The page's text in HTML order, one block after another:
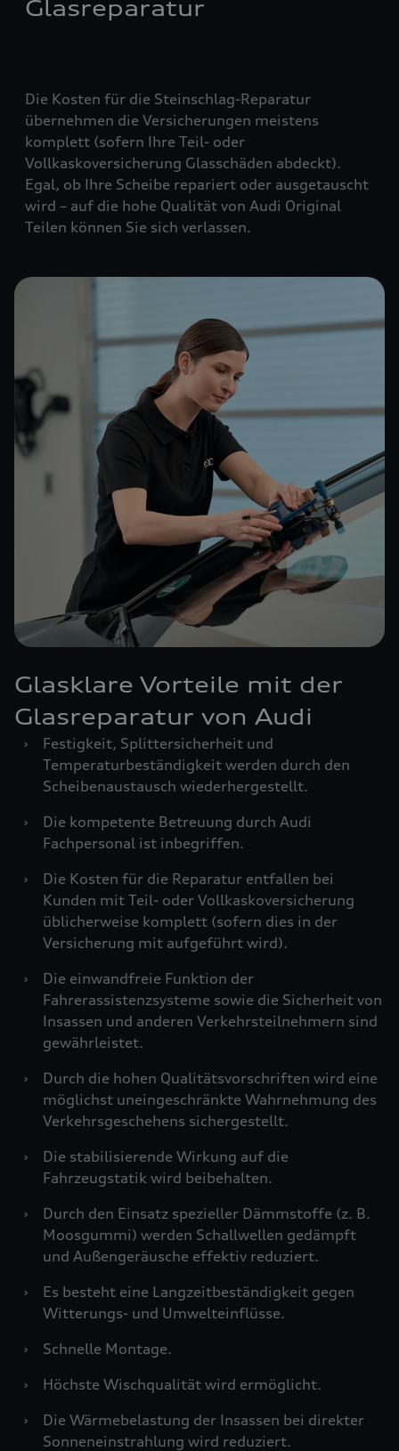
Glasreparatur
Die Kosten für die Steinschlag-Reparatur
übernehmen die Versicherungen meistens
komplett (sofern Ihre Teil- oder
Vollkaskoversicherung Glasschäden abdeckt).
Egal, ob Ihre Scheibe repariert oder ausgetauscht
wird – auf die hohe Qualität von Audi Original
Teilen können Sie sich verlassen.
Glasklare Vorteile mit der
Glasreparatur von Audi
›
Festigkeit, Splittersicherheit und
Temperaturbeständigkeit werden durch den
Scheibenaustausch wiederhergestellt.
›
Die kompetente Betreuung durch Audi
Fachpersonal ist inbegriffen.
›
Die Kosten für die Reparatur entfallen bei
Kunden mit Teil- oder Vollkaskoversicherung
üblicherweise komplett (sofern dies in der
Versicherung mit aufgeführt wird).
›
Die einwandfreie Funktion der
Fahrerassistenzsysteme sowie die Sicherheit von
Insassen und anderen Verkehrsteilnehmern sind
gewährleistet.
›
Durch die hohen Qualitätsvorschriften wird eine
möglichst uneingeschränkte Wahrnehmung des
Verkehrsgeschehens sichergestellt.
›
Die stabilisierende Wirkung auf die
Fahrzeugstatik wird beibehalten.
›
Durch den Einsatz spezieller Dämmstoffe (z. B.
Moosgummi) werden Schallwellen gedämpft
und Außengeräusche effektiv reduziert.
›
Es besteht eine Langzeitbeständigkeit gegen
Witterungs- und Umwelteinflüsse.
›
Schnelle Montage.
›
Höchste Wischqualität wird ermöglicht.
›
Die Wärmebelastung der Insassen bei direkter
Sonneneinstrahlung wird reduziert.